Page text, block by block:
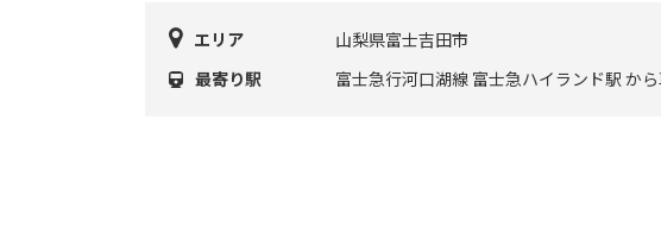
エリア
山梨県富士吉田市
最寄り駅
富士急行河口湖線 富士急ハイランド駅 か